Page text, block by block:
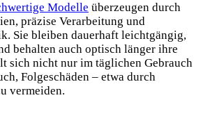
Modelle überzeugen durch
präzise Verarbeitung und
Sie bleiben dauerhaft leichtgängig,
behalten auch optisch länger ihre
sich nicht nur im täglichen Gebrauch
Folgeschäden – etwa durch
vermeiden.